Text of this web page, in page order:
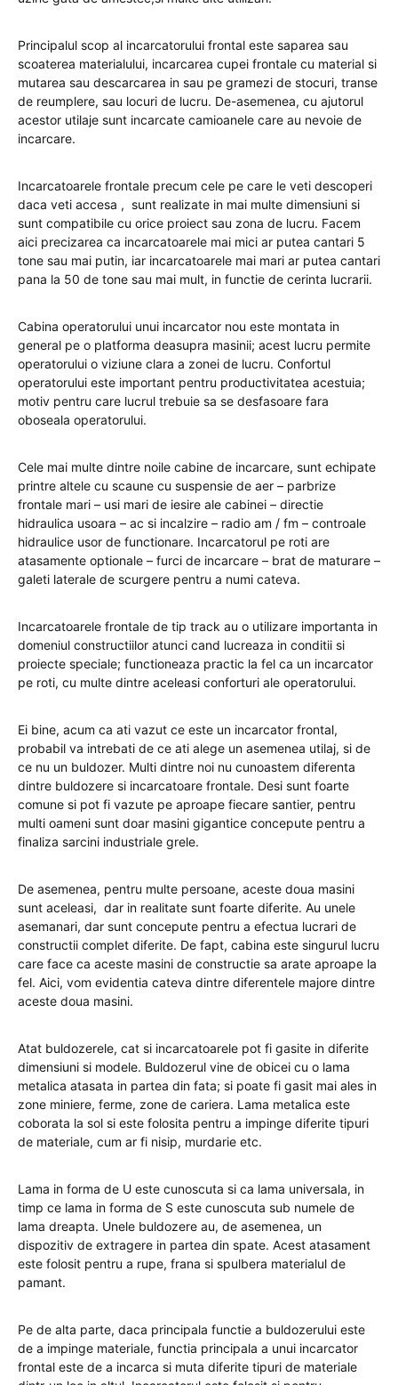
Principalul scop al incarcatorului frontal este saparea sau
scoaterea materialului, incarcarea cupei frontale cu material si
mutarea sau descarcarea in sau pe gramezi de stocuri, transe
de reumplere, sau locuri de lucru. De-asemenea, cu ajutorul
acestor utilaje sunt incarcate camioanele care au nevoie de
incarcare.
Incarcatoarele frontale precum cele pe care le veti descoperi
daca veti accesa , sunt realizate in mai multe dimensiuni si
sunt compatibile cu orice proiect sau zona de lucru. Facem
aici precizarea ca incarcatoarele mai mici ar putea cantari 5
tone sau mai putin, iar incarcatoarele mai mari ar putea cantari
pana la 50 de tone sau mai mult, in functie de cerinta lucrarii.
Cabina operatorului unui incarcator nou este montata in
general pe o platforma deasupra masinii; acest lucru permite
operatorului o viziune clara a zonei de lucru. Confortul
operatorului este important pentru productivitatea acestuia;
motiv pentru care lucrul trebuie sa se desfasoare fara
oboseala operatorului.
Cele mai multe dintre noile cabine de incarcare, sunt echipate
printre altele cu scaune cu suspensie de aer – parbrize
frontale mari – usi mari de iesire ale cabinei – directie
hidraulica usoara – ac si incalzire – radio am / fm – controale
hidraulice usor de functionare. Incarcatorul pe roti are
atasamente optionale – furci de incarcare – brat de maturare –
galeti laterale de scurgere pentru a numi cateva.
Incarcatoarele frontale de tip track au o utilizare importanta in
domeniul constructiilor atunci cand lucreaza in conditii si
proiecte speciale; functioneaza practic la fel ca un incarcator
pe roti, cu multe dintre aceleasi conforturi ale operatorului.
Ei bine, acum ca ati vazut ce este un incarcator frontal,
probabil va intrebati de ce ati alege un asemenea utilaj, si de
ce nu un buldozer. Multi dintre noi nu cunoastem diferenta
dintre buldozere si incarcatoare frontale. Desi sunt foarte
comune si pot fi vazute pe aproape fiecare santier, pentru
multi oameni sunt doar masini gigantice concepute pentru a
finaliza sarcini industriale grele.
De asemenea, pentru multe persoane, aceste doua masini
sunt aceleasi, dar in realitate sunt foarte diferite. Au unele
asemanari, dar sunt concepute pentru a efectua lucrari de
constructii complet diferite. De fapt, cabina este singurul lucru
care face ca aceste masini de constructie sa arate aproape la
fel. Aici, vom evidentia cateva dintre diferentele majore dintre
aceste doua masini.
Atat buldozerele, cat si incarcatoarele pot fi gasite in diferite
dimensiuni si modele. Buldozerul vine de obicei cu o lama
metalica atasata in partea din fata; si poate fi gasit mai ales in
zone miniere, ferme, zone de cariera. Lama metalica este
coborata la sol si este folosita pentru a impinge diferite tipuri
de materiale, cum ar fi nisip, murdarie etc.
Lama in forma de U este cunoscuta si ca lama universala, in
timp ce lama in forma de S este cunoscuta sub numele de
lama dreapta. Unele buldozere au, de asemenea, un
dispozitiv de extragere in partea din spate. Acest atasament
este folosit pentru a rupe, frana si spulbera materialul de
pamant.
Pe de alta parte, daca principala functie a buldozerului este
de a impinge materiale, functia principala a unui incarcator
frontal este de a incarca si muta diferite tipuri de materiale